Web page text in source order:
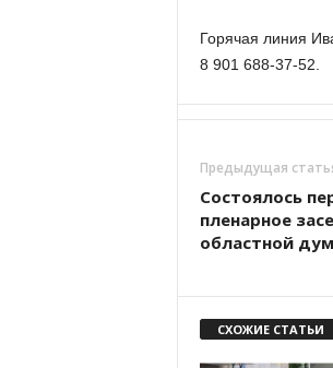
Горячая линия
8 901 688-37-52.
Предыдущая
Состоялось
пленарное
областной
СХОЖИЕ СТАТЬИ